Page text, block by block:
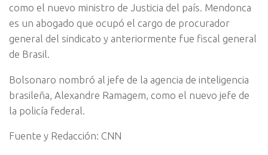
como el nuevo ministro de Justicia del país. Mendonca
es un abogado que ocupó el cargo de procurador
general del sindicato y anteriormente fue fiscal general
de Brasil.
Bolsonaro nombró al jefe de la agencia de inteligencia
brasileña, Alexandre Ramagem, como el nuevo jefe de
la policía federal.
Fuente y Redacción: CNN